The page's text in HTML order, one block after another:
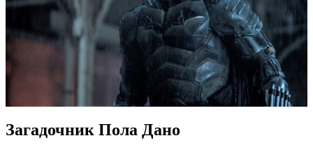
Загадочник Пола Дано